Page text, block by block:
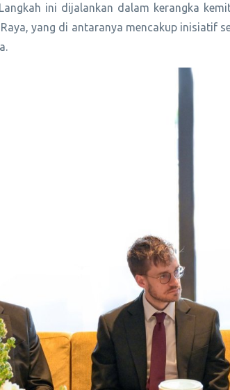
ini dijalankan dalam kerangka
yang di antaranya mencakup inisiatif